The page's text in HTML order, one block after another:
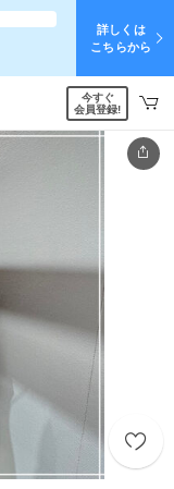
詳しくは
こちらから
今すぐ
会員登録!